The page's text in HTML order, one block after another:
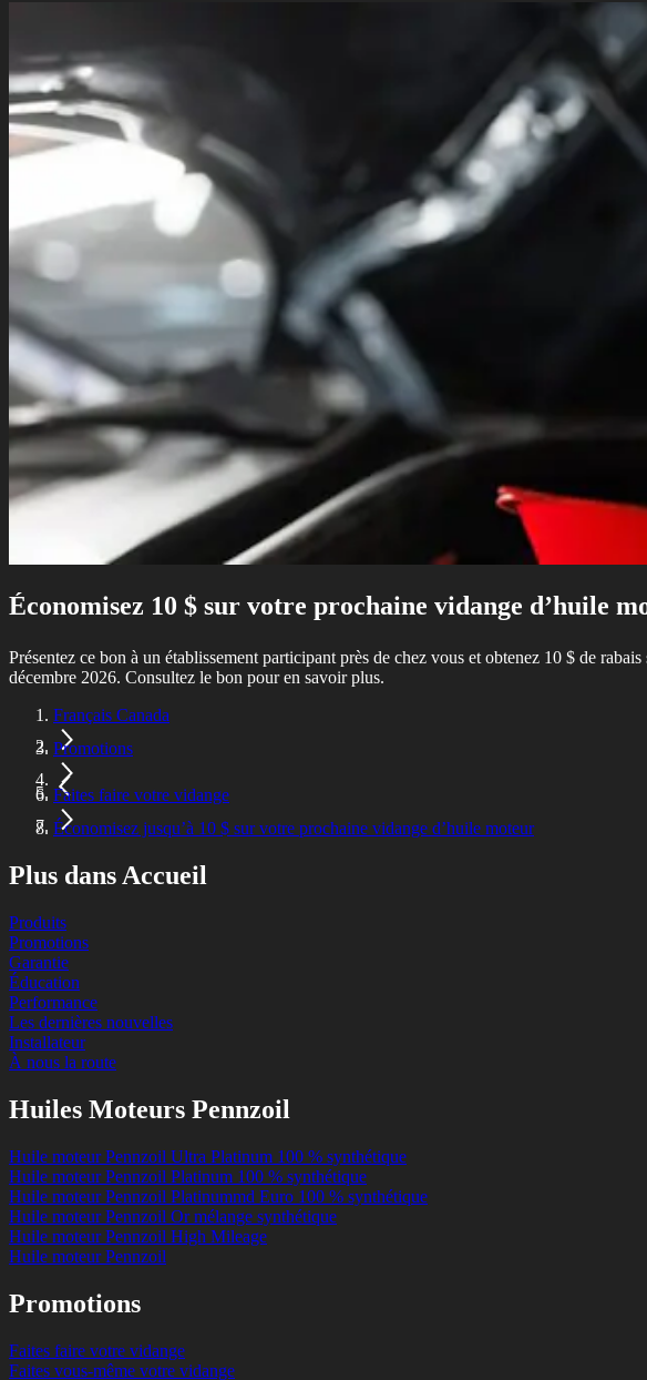
Économisez 10 $ sur votre prochaine vidange d’huile
Présentez ce bon à un établissement participant près de chez vous et obtenez 10 $ de
décembre 2026. Consultez le bon pour en savoir plus.
Français Canada
Promotions
Faites faire votre vidange
Économisez jusqu’à 10 $ sur votre prochaine vidange d’huile moteur
Plus dans Accueil
Produits
Promotions
Garantie
Éducation
Performance
Les dernières nouvelles
Installateur
À nous la route
Huiles Moteurs Pennzoil
Huile moteur Pennzoil Ultra Platinum 100 % synthétique
Huile moteur Pennzoil Platinum 100 % synthétique
Huile moteur Pennzoil Platinummd Euro 100 % synthétique
Huile moteur Pennzoil Or mélange synthétique
Huile moteur Pennzoil High Mileage
Huile moteur Pennzoil
Promotions
Faites faire votre vidange
Faites vous-même votre vidange